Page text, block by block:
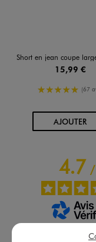
Short en jean coupe large fendu sur les
15,99 €
5/5 de (67
AJOUTER
4.7/